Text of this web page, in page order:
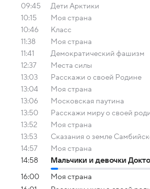
09:45
Дети Арктики
10:15
Моя страна
10:46
Класс
11:38
Моя страна
11:41
Демократический фашизм
12:37
Места силы
13:03
Расскажи о своей Родине
13:04
Моя страна
13:06
Московская паутина
13:50
Расскажи миру о своей
13:52
Моя страна
13:53
Сказания о земле
14:57
Моя страна
14:58
Мальчики и девочки
16:00
Моя страна